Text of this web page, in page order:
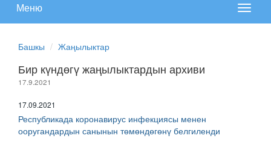
меню
Меню
Башкы Жаңылыктар
Бир күндөгү жаңылыктардын архиви
17.9.2021
17.09.2021
Республикада коронавирус инфекциясы менен
ооругандардын санынын төмөндөгөнү белгиленди